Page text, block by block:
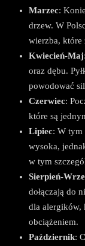
Marzec:
drzew. W
wierzba, które
Kwiecień-Maj
oraz dębu.
powodować
Czerwiec:
które są
Lipiec: W tym
wysoka,
w tym
Sierpień-
dołączają do
dla alergików,
obciążeniem.
Październik: